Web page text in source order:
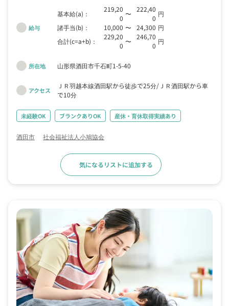
給与
基本給(a)：
219,20
0
〜
222,40
0
円
諸手当(b)：
10,000 〜 24,300 円
合計(c=a+b)：
229,20
0
〜
246,70
0
円
所在地 山形県酒田市千石町1-5-40
アクセス
ＪＲ羽越本線酒田駅から徒歩で25分
ＪＲ酒田駅から車
で10分
未経験OK ブランクありOK 産休・育休取得実績あり
酒田市 社会福祉法人小鳩協会
気になるリストに追加する